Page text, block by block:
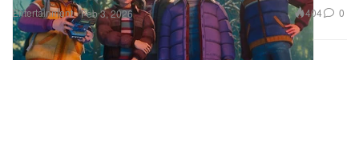
Entertainment Feb 3, 2026 404 0